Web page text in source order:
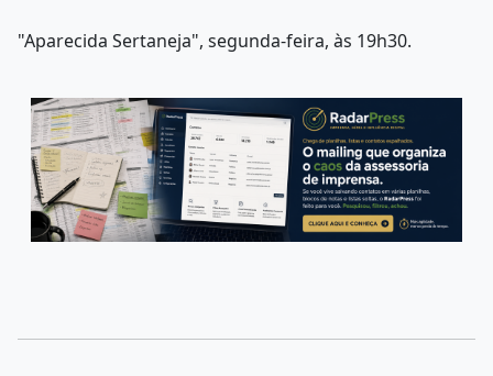
"Aparecida Sertaneja", segunda-feira, às 19h30.